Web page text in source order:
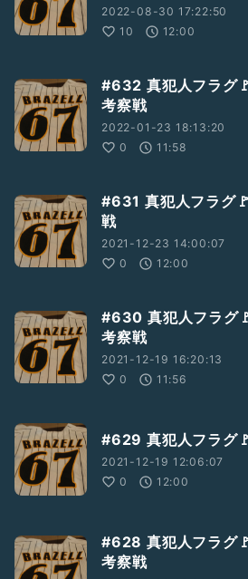
2022-08-30 17:22:50
10
12:00
#632 真犯人フラグ
考察戦
2022-01-23 18:13:20
0
11:58
#631 真犯人フラグ
戦
2021-12-23 14:00:07
0
12:00
#630 真犯人フラグ
考察戦
2021-12-19 16:20:13
0
11:56
#629 真犯人フラグ
2021-12-19 12:06:07
0
12:00
#628 真犯人フラグ
考察戦